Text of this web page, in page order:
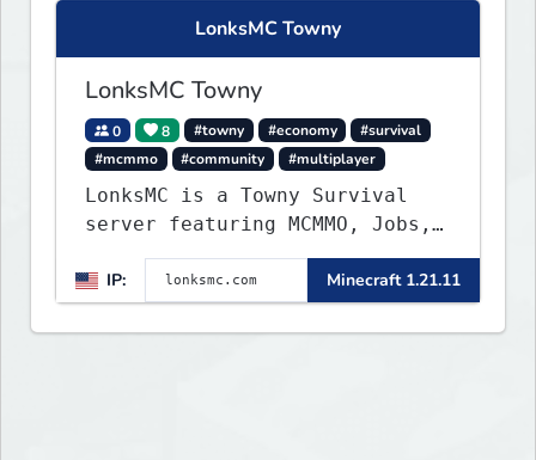
experience.
LonksMC Towny
LonksMC Towny
0 8 #towny #economy
#survival
#mcmmo
#community #multiplayer
LonksMC is a Towny Survival
server featuring MCMMO, Jobs,
free rank progression, and
weekly events. We focus on a
friendly community, balanced
economy, and long-term
IP: Minecraft 1.21.11